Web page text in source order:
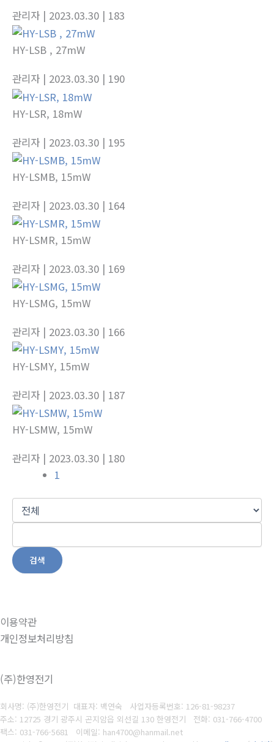
관리자 | 2023.03.30 | 183
HY-LSB , 27mW
관리자 | 2023.03.30 | 190
HY-LSR, 18mW
관리자 | 2023.03.30 | 195
HY-LSMB, 15mW
관리자 | 2023.03.30 | 164
HY-LSMR, 15mW
관리자 | 2023.03.30 | 169
HY-LSMG, 15mW
관리자 | 2023.03.30 | 166
HY-LSMY, 15mW
관리자 | 2023.03.30 | 187
HY-LSMW, 15mW
관리자 | 2023.03.30 | 180
1
검색
이용약관
개인정보처리방침
(주)한영전기
회사명: (주)한영전기 대표자: 백연숙 사업자등록번호: 126-81-98237
주소: 12725 경기 광주시 곤지암읍 외선길 130 한영전기 전화: 031-766-4700
팩스: 031-766-5681
이메일: han4700@hanmail.net